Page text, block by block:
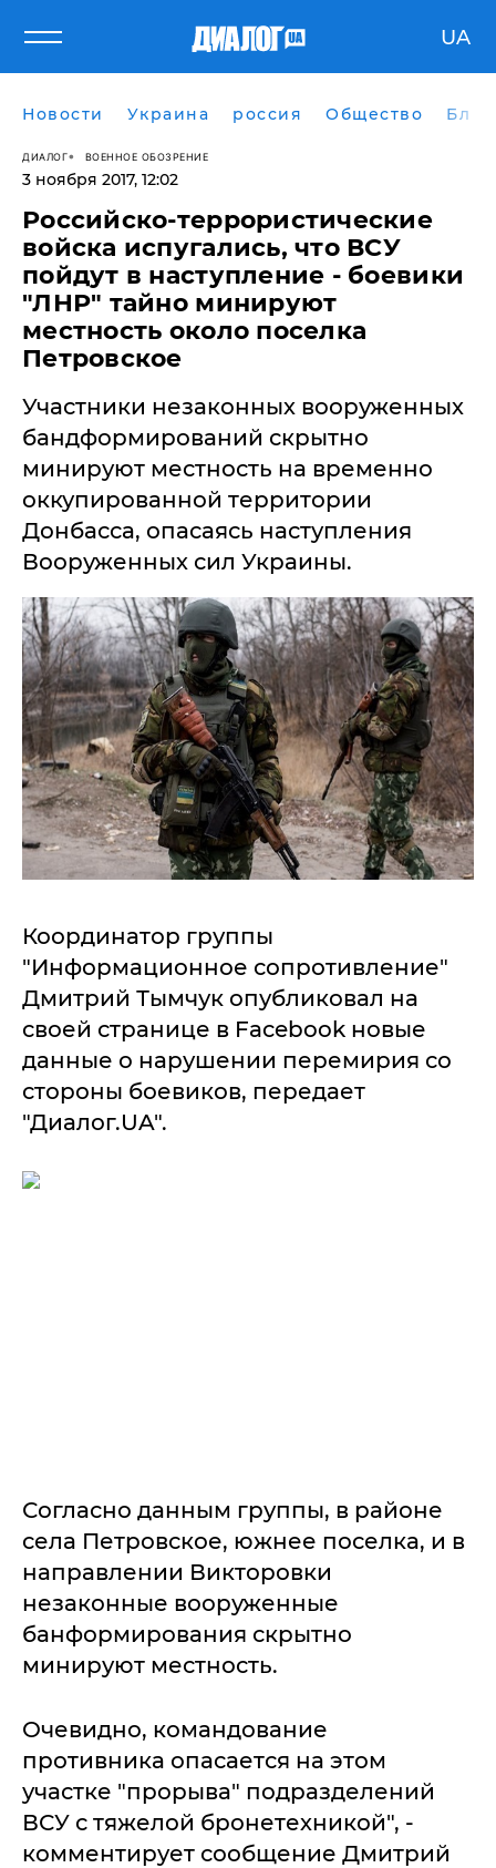
UA
Новости Украина россия Общество
ДИАЛОГ ВОЕННОЕ ОБОЗРЕНИЕ
3 ноября 2017, 12:02
Российско-террористические
войска испугались, что ВСУ
пойдут в наступление - боевики
"ЛНР" тайно минируют
местность около поселка
Петровское
Участники незаконных вооруженных
бандформирований скрытно
минируют местность на временно
оккупированной территории
Донбасса, опасаясь наступления
Вооруженных сил Украины.
Координатор группы
"Информационное сопротивление"
Дмитрий Тымчук опубликовал на
своей странице в Facebook новые
данные о нарушении перемирия со
стороны боевиков, передает
"Диалог.UA".
Согласно данным группы, в районе
села Петровское, южнее поселка, и в
направлении Викторовки
незаконные вооруженные
банформирования скрытно
минируют местность.
Очевидно, командование
противника опасается на этом
участке "прорыва" подразделений
ВСУ с тяжелой бронетехникой", -
комментирует сообщение Дмитрий